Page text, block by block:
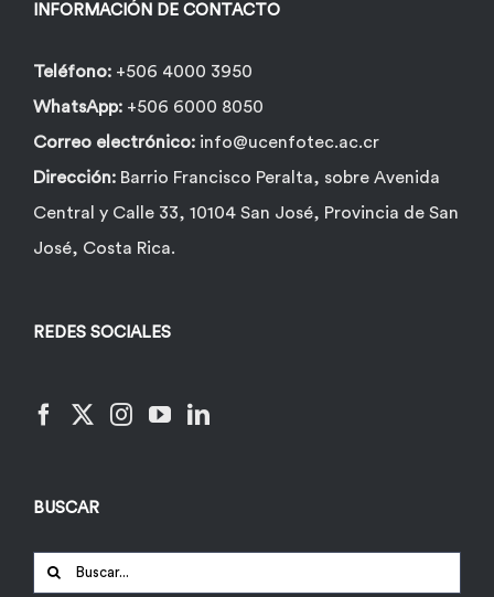
INFORMACIÓN DE CONTACTO
Teléfono: +506 4000 3950
WhatsApp: +506 6000 8050
Correo electrónico: info@ucenfotec.ac.cr
Dirección: Barrio Francisco Peralta, sobre Avenida
Central y Calle 33, 10104 San José, Provincia de San
José, Costa Rica.
REDES SOCIALES
BUSCAR
Buscar: